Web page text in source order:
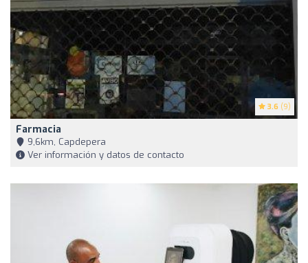
3.6 (9)
Farmacia
9,6km, Capdepera
Ver información y datos de contacto